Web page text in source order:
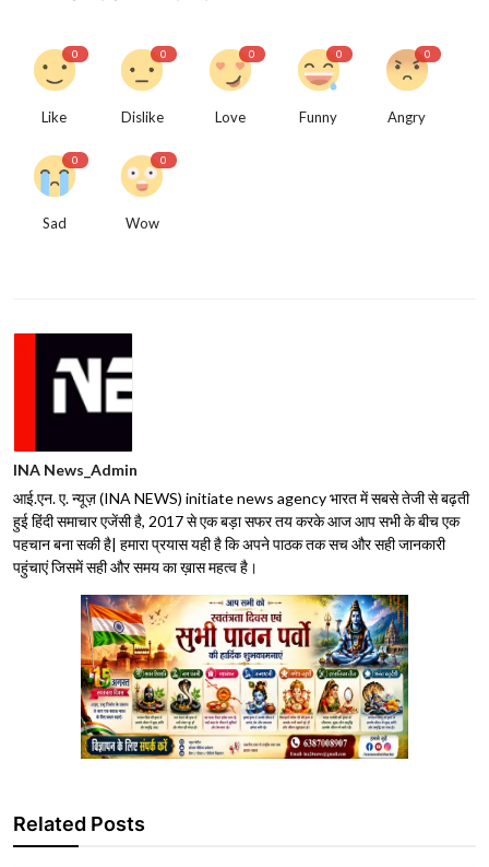
0
Like
0
Dislike
0
Love
0
Funny
0
Angry
0
Sad
0
Wow
INA News_Admin
आई.एन. ए. न्यूज़ (INA NEWS) initiate news agency भारत में सबसे तेजी से बढ़ती
हुई हिंदी समाचार एजेंसी है, 2017 से एक बड़ा सफर तय करके आज आप सभी के बीच एक
पहचान बना सकी है| हमारा प्रयास यही है कि अपने पाठक तक सच और सही जानकारी
पहुंचाएं जिसमें सही और समय का ख़ास महत्व है।
Related Posts